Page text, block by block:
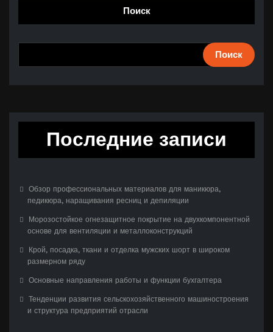
Поиск
Поиск
Последние записи
Обзор профессиональных материалов для маникюра,
педикюра, наращивания ресниц и депиляции
Морозостойкое огнезащитное покрытие на двухкомпонентной
основе для вентиляции и металлоконструкций
Крой, посадка, ткани и отделка мужских шорт в широком
размерном ряду
Основные направления работы и функции бухгалтера
Тенденции развития сельскохозяйственного машиностроения
и структура предприятий отрасли